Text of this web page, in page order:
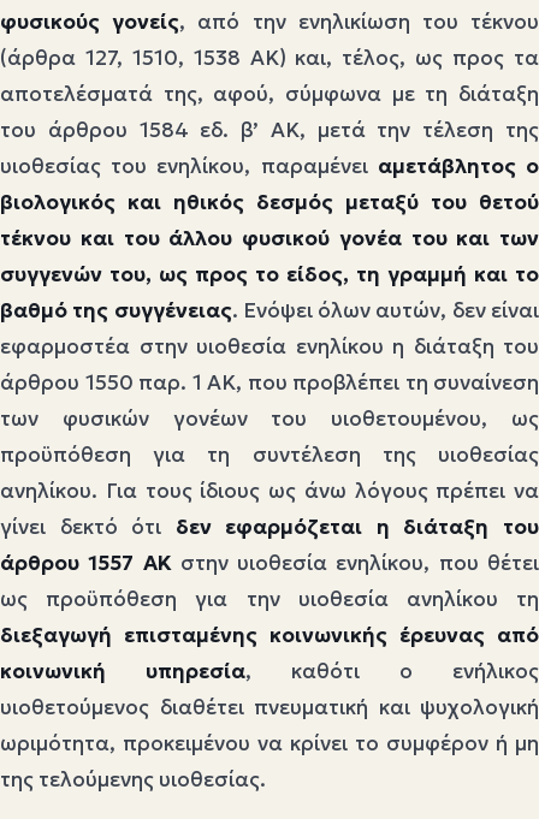
φυσικούς γονείς, από την ενηλικίωση του τέκνου
(άρθρα 127, 1510, 1538 ΑΚ) και, τέλος, ως προς τα
αποτελέσματά της, αφού, σύμφωνα με τη διάταξη
του άρθρου 1584 εδ. β’ ΑΚ, μετά την τέλεση της
υιοθεσίας του ενηλίκου, παραμένει αμετάβλητος ο
βιολογικός και ηθικός δεσμός μεταξύ του θετού
τέκνου και του άλλου φυσικού γονέα του και των
συγγενών του, ως προς το είδος, τη γραμμή και το
βαθμό της συγγένειας. Ενόψει όλων αυτών, δεν είναι
εφαρμοστέα στην υιοθεσία ενηλίκου η διάταξη του
άρθρου 1550 παρ. 1 ΑΚ, που προβλέπει τη συναίνεση
των φυσικών γονέων του υιοθετουμένου, ως
προϋπόθεση για τη συντέλεση της υιοθεσίας
ανηλίκου. Για τους ίδιους ως άνω λόγους πρέπει να
γίνει δεκτό ότι δεν εφαρμόζεται η διάταξη του
άρθρου 1557 ΑΚστην υιοθεσία ενηλίκου, που θέτει
ως προϋπόθεση για την υιοθεσία ανηλίκου τη
διεξαγωγή επισταμένης κοινωνικής έρευνας από
κοινωνική υπηρεσία, καθότι ο ενήλικος
υιοθετούμενος διαθέτει πνευματική και ψυχολογική
ωριμότητα, προκειμένου να κρίνει το συμφέρον ή μη
της τελούμενης υιοθεσίας.